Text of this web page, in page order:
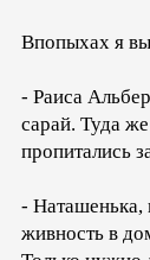
Впопыхах я
- Раиса
сарай. Туда
пропитались
- Наташенька,
живность в